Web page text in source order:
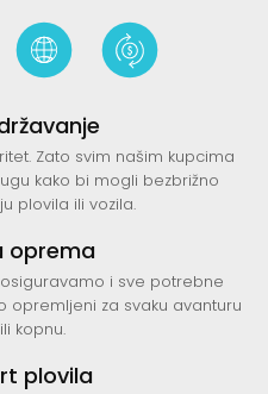
Zato svim našim kupcima
kako bi mogli bezbrižno
plovila ili vozila.
oprema
i sve potrebne
opremljeni za svaku avanturu
kopnu.
plovila